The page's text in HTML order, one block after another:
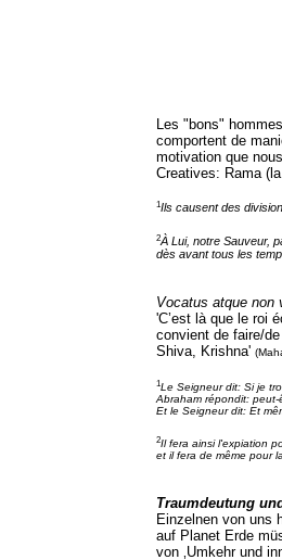
Les "bons"
comportent de
motivation que
Creatives: Rama
1Ils causent des
2À Lui, notre Sauveur,
dès avant tous les
Vocatus atque non
'C’est là que le roi
convient de faire/
Shiva, Krishna'
1Le Seigneur dit: Si je
Abraham répondit:
Et le Seigneur dit: Et
2Il fera ainsi l'expiation
et il fera de même pour
Traumdeutung
Einzelnen von uns
auf Planet Erde
von ‚Umkehr und